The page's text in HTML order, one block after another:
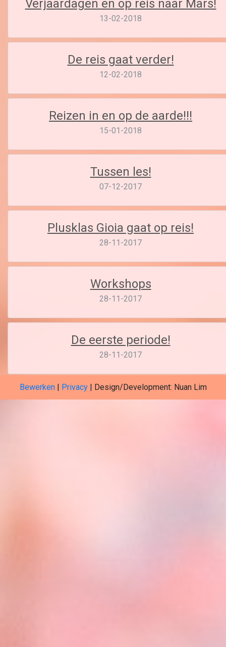
Verjaardagen en op reis naar Mars!
13-02-2018
De reis gaat verder!
12-02-2018
Reizen in en op de aarde!!!
15-01-2018
Tussen les!
07-12-2017
Plusklas Gioia gaat op reis!
28-11-2017
Workshops
28-11-2017
De eerste periode!
28-11-2017
Bewerken| Privacy| Design/Development: Nuan Lim